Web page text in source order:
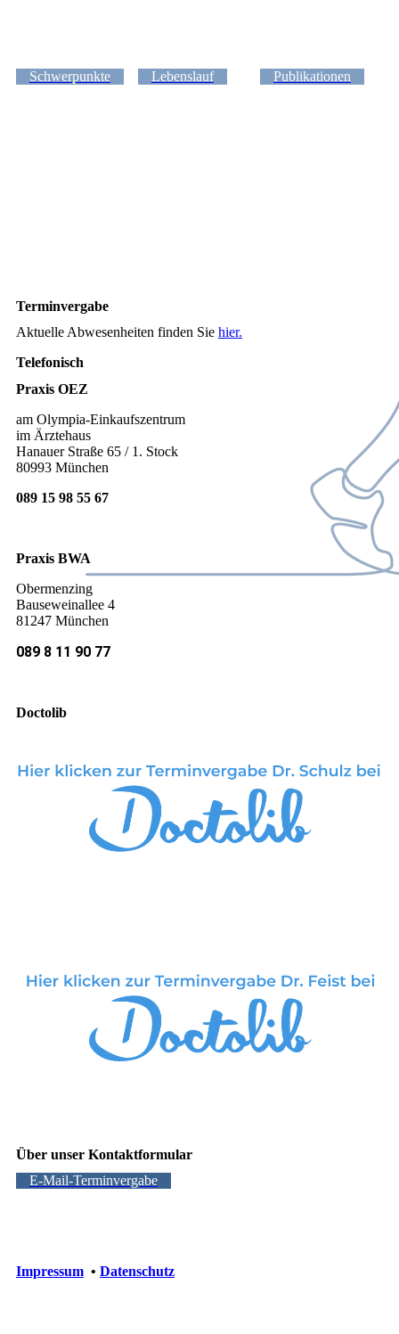
Schwerpunkte Lebenslauf Publikationen
Terminvergabe
Aktuelle Abwesenheiten finden Sie hier.
Telefonisch
Praxis OEZ
am Olympia-Einkaufszentrum
im Ärztehaus
Hanauer Straße 65 / 1. Stock
80993 München
089 15 98 55 67
Praxis BWA
Obermenzing
Bauseweinallee 4
81247 München
089 8 11 90 77
Doctolib
Über unser Kontaktformular
E-Mail-Terminvergabe
Impressum• Datenschutz